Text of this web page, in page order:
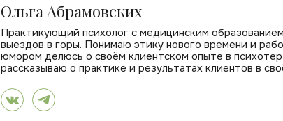
Ольга Абрамовских
Практикующий психолог с медицинским
выездов в горы. Понимаю этику нового времени и
юмором делюсь о своём клиентском опыте в
рассказываю о практике и результатах клиентов в